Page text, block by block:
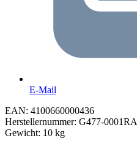
E-Mail
EAN: 4100660000436
Herstellernummer: G477-0001RA
Gewicht: 10 kg